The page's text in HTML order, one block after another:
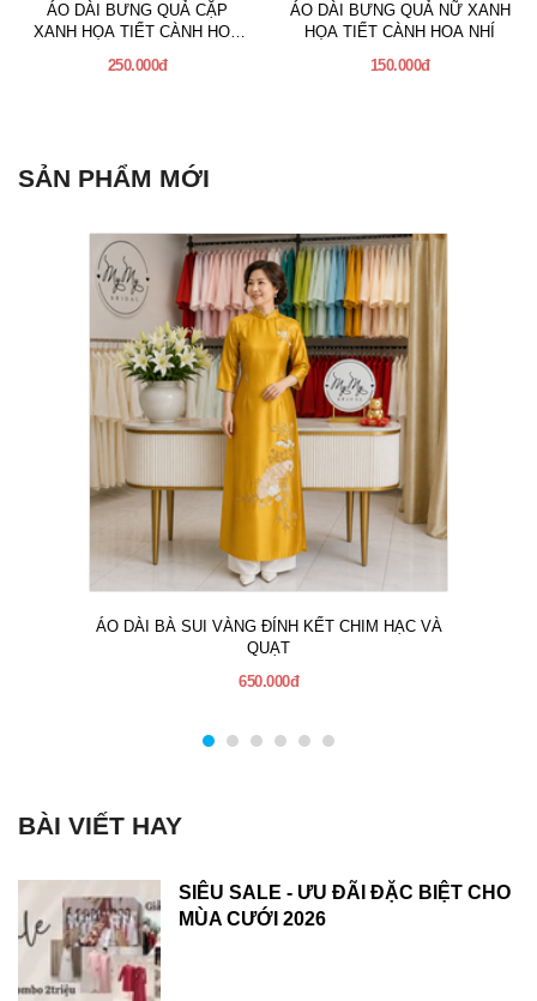
ÁO DÀI BƯNG QUẢ CẶP
XANH HỌA TIẾT CÀNH HOA
250.000đ
ÁO DÀI BƯNG QUẢ NỮ XANH
HỌA TIẾT CÀNH HOA NHÍ
150.000đ
SẢN PHẨM MỚI
ÁO DÀI BÀ SUI VÀNG ĐÍNH KẾT CHIM HẠC VÀ
QUẠT
650.000đ
BÀI VIẾT HAY
SIÊU SALE - ƯU ĐÃI ĐẶC BIỆT CHO
MÙA CƯỚI 2026